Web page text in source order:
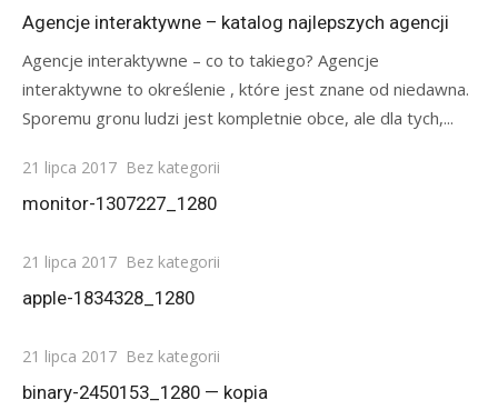
on
Agencje interaktywne – katalog najlepszych agencji
Agencje interaktywne – co to takiego? Agencje
interaktywne to określenie , które jest znane od niedawna.
Sporemu gronu ludzi jest kompletnie obce, ale dla tych,...
Posted
21 lipca 2017 Bez kategorii
monitor-1307227_1280
Posted
21 lipca 2017 Bez kategorii
apple-1834328_1280
Posted
on
21 lipca 2017 Bez kategorii
binary-2450153_1280 — kopia